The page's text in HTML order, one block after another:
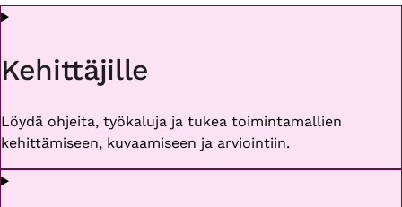
Kehittäjille
Löydä ohjeita, työkaluja ja tukea toimintamallien
kehittämiseen, kuvaamiseen ja arviointiin.